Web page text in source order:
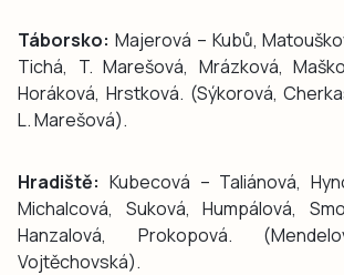
Táborsko: Majerová – Kubů,
Tichá, T. Marešová, Mrázková,
Horáková, Hrstková. (Sýkorová,
L. Marešová).
Hradiště: Kubecová – Taliánová,
Michalcová, Suková, Humpálová,
Hanzalová, Prokopová.
Vojtěchovská).